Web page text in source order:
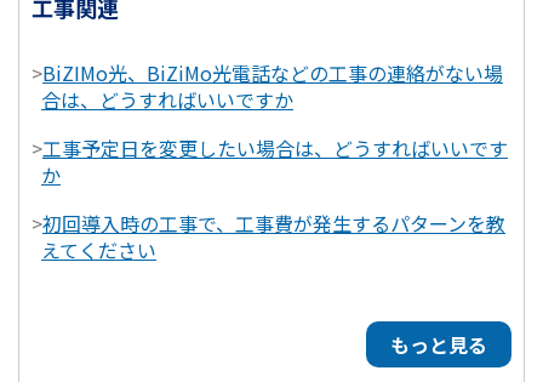
工事関連
>BiZIMo光、BiZiMo光電話などの工事の連絡がない場
合は、どうすればいいですか
>工事予定日を変更したい場合は、どうすればいいです
か
>初回導入時の工事で、工事費が発生するパターンを教
えてください
もっと見る